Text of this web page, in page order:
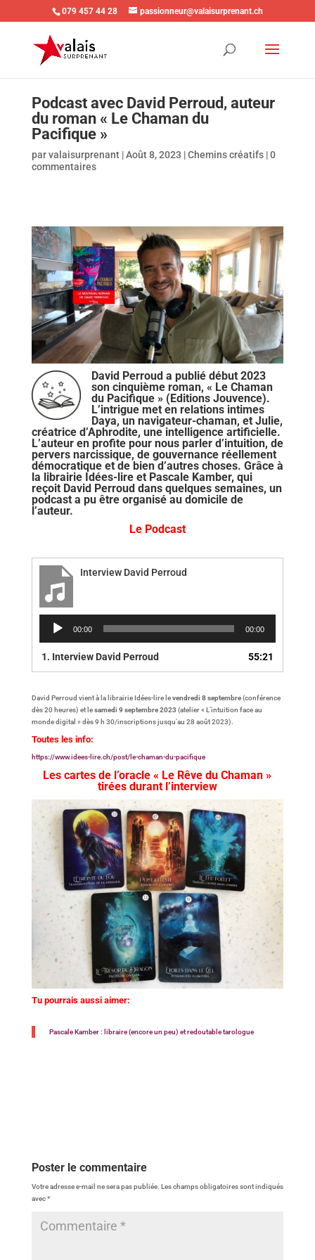
079 457 44 28 passionneur@valaisurprenant.ch
Podcast avec David Perroud, auteur
du roman « Le Chaman du
Pacifique »
parvalaisurprenant|Août 8, 2023 |Chemins créatifs|0
commentaires
David Perroud a publié début 2023
son cinquième roman, « Le Chaman
du Pacifique » (Editions Jouvence).
L’intrigue met en relations intimes
Daya, un navigateur-chaman, et Julie,
créatrice d’Aphrodite, une intelligence artificielle.
L’auteur en profite pour nous parler d’intuition, de
pervers narcissique, de gouvernance réellement
démocratique et de bien d’autres choses. Grâce à
la librairie Idées-lire et Pascale Kamber, qui
reçoit David Perroud dans quelques semaines, un
podcast a pu être organisé au domicile de
l’auteur.
Le Podcast
Interview David Perroud
Lecteur
audio
00:00 00:00
1. Interview David Perroud 55:21
David Perroud vient à la librairie Idées-lire levendredi 8 septembre(conférence
dès 20 heures) et lesamedi 9 septembre 2023(atelier « L’intuition face au
monde digital » dès 9 h 30/inscriptions jusqu’au 28 août 2023).
Toutes les info:
https://www.idees-lire.ch/post/le-chaman-du-pacifique
Les cartes de l’oracle « Le Rêve du Chaman »
tirées durant l’interview
Tu pourrais aussi aimer:
Pascale Kamber : libraire (encore un peu) et redoutable tarologue
Poster le commentaire
Votre adresse e-mail ne sera pas publiée. Les champs obligatoires sont indiqués
avec*